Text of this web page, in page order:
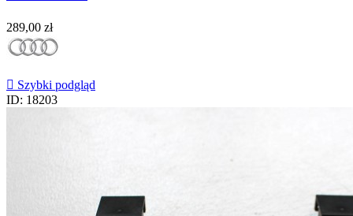
Cena
289,00 zł
 Szybki podgląd
ID: 18203